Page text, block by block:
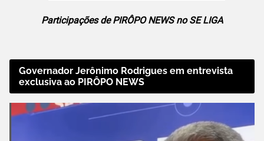
Participações de PIRÔPO NEWS no SE LIGA
Governador Jerônimo Rodrigues em entrevista
exclusiva ao PIRÔPO NEWS